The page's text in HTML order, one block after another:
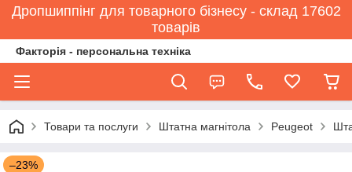
Дропшиппінг для товарного бізнесу - склад 17602
товарів
Факторія - персональна техніка
Товари та послуги Штатна магнітола Peugeot
–23%